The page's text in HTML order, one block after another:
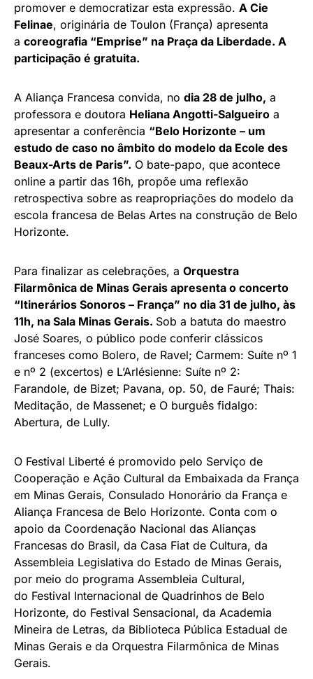
promover e democratizar esta expressão. A Cie
Felinae, originária de Toulon (França) apresenta
a coreografia “Emprise” na Praça da Liberdade. A
participação é gratuita.
A Aliança Francesa convida, no dia 28 de julho, a
professora e doutora Heliana Angotti-Salgueiro a
apresentar a conferência “Belo Horizonte – um
estudo de caso no âmbito do modelo da Ecole des
Beaux-Arts de Paris”. O bate-papo, que acontece
online a partir das 16h, propõe uma reflexão
retrospectiva sobre as reapropriações do modelo da
escola francesa de Belas Artes na construção de Belo
Horizonte.
Para finalizar as celebrações, a Orquestra
Filarmônica de Minas Gerais apresenta o concerto
“Itinerários Sonoros – França” no dia 31 de julho, às
11h, na Sala Minas Gerais. Sob a batuta do maestro
José Soares, o público pode conferir clássicos
franceses como Bolero, de Ravel; Carmem: Suíte nº 1
e nº 2 (excertos) e L’Arlésienne: Suíte nº 2:
Farandole, de Bizet; Pavana, op. 50, de Fauré; Thais:
Meditação, de Massenet; e O burguês fidalgo:
Abertura, de Lully.
O Festival Liberté é promovido pelo Serviço de
Cooperação e Ação Cultural da Embaixada da França
em Minas Gerais, Consulado Honorário da França e
Aliança Francesa de Belo Horizonte. Conta com o
apoio da Coordenação Nacional das Alianças
Francesas do Brasil, da Casa Fiat de Cultura, da
Assembleia Legislativa do Estado de Minas Gerais,
por meio do programa Assembleia Cultural,
do Festival Internacional de Quadrinhos de Belo
Horizonte, do Festival Sensacional, da Academia
Mineira de Letras, da Biblioteca Pública Estadual de
Minas Gerais e da Orquestra Filarmônica de Minas
Gerais.